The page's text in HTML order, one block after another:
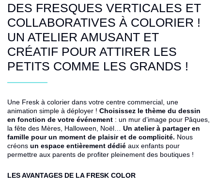
DES FRESQUES VERTICALES ET
COLLABORATIVES À COLORIER !
UN ATELIER AMUSANT ET
CRÉATIF POUR ATTIRER LES
PETITS COMME LES GRANDS !
Une Fresk à colorier dans votre centre commercial, une
animation simple à déployer ! Choisissez le thème du dessin
en fonction de votre événement : un mur d’image pour Pâques,
la fête des Mères, Halloween, Noël…
Un atelier à partager en
famille pour un moment de plaisir et de complicité. Nous
créons un espace entièrement dédié aux enfants pour
permettre aux parents de profiter pleinement des boutiques !
LES AVANTAGES DE LA FRESK COLOR